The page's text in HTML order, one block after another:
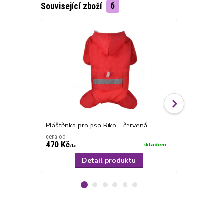
Související zboží 6
Pláštěnka pro psa Riko - červená
cena od
470 Kč/ks skladem
Detail produktu